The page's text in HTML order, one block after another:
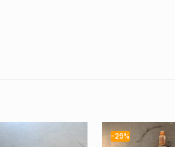
-29%